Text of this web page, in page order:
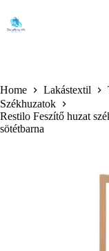
content
Home Lakástextil
Székhuzatok
Restilo Feszítő huzat
sötétbarna